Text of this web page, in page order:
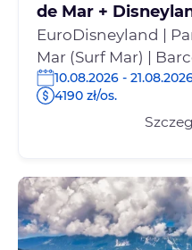
de Mar +
EuroDisneyland |
Mar (Surf Mar) |
10.08.2026 -
4190 zł/os.